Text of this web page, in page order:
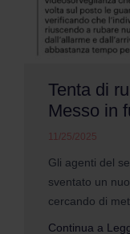
Tenta di
Messo in
11/25/2025
Gli agenti del
sventato un
cercando di
Continua a